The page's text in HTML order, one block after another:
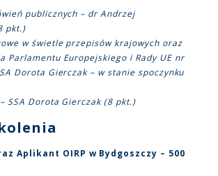
publicznych – dr Andrzej
pkt.)
w świetle przepisów krajowych oraz
Parlamentu Europejskiego i Rady UE nr
Dorota Gierczak – w stanie spoczynku
SSA Dorota Gierczak (8 pkt.)
Aplikant OIRP w Bydgoszczy – 500